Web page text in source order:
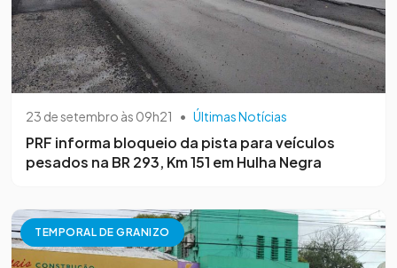
23 de setembro às 09h21 • Últimas Notícias
PRF informa bloqueio da pista para veículos
pesados na BR 293, Km 151 em Hulha Negra
TEMPORAL DE GRANIZO